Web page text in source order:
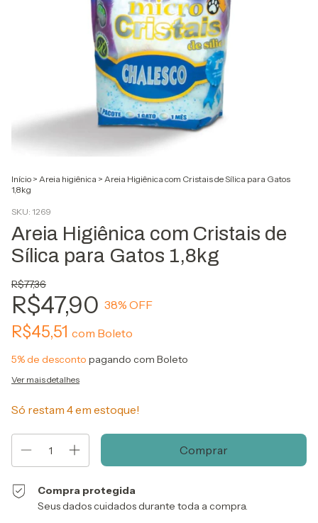
Início > Areia higiênica > Areia Higiênica com Cristais de Sílica para Gatos
1,8kg
SKU: 1269
Areia Higiênica com Cristais de
Sílica para Gatos 1,8kg
R$77,36
R$47,90 38% OFF
R$45,51 com Boleto
5% de desconto pagando com Boleto
Ver mais detalhes
Só restam 4em estoque!
Compra protegida
Seus dados cuidados durante toda a compra.